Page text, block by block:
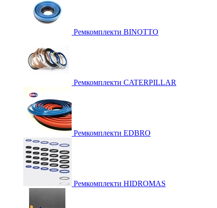
Ремкомплекти BINOTTO
Ремкомплекти CATERPILLAR
Ремкомплекти EDBRO
Ремкомплекти HIDROMAS